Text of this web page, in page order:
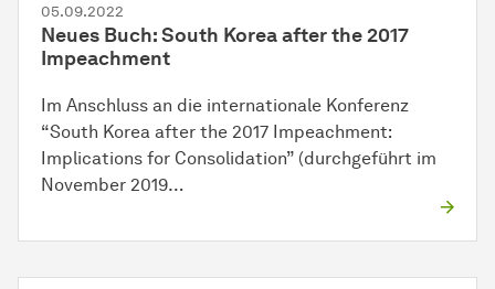
05.09.2022
Neues Buch: South Korea after the 2017
Impeachment
Im Anschluss an die internationale Konferenz
“South Korea after the 2017 Impeachment:
Implications for Consolidation” (durchgeführt im
November 2019…